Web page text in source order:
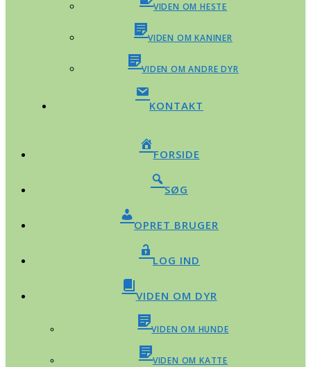
VIDEN OM HESTE
VIDEN OM KANINER
VIDEN OM ANDRE DYR
KONTAKT
FORSIDE
SØG
OPRET BRUGER
LOG IND
VIDEN OM DYR
VIDEN OM HUNDE
VIDEN OM KATTE